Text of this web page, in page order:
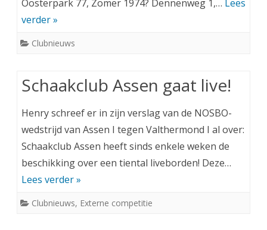
Oosterpark 77, Zomer 1974? Dennenweg 1,… Lees
verder »
Clubnieuws
Schaakclub Assen gaat live!
Henry schreef er in zijn verslag van de NOSBO-
wedstrijd van Assen I tegen Valthermond I al over:
Schaakclub Assen heeft sinds enkele weken de
beschikking over een tiental liveborden! Deze…
Lees verder »
Clubnieuws, Externe competitie